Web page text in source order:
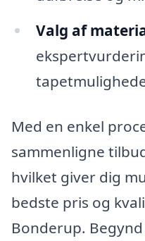
Valg af
Med en enkel
sammenligne
hvilket giver dig
bedste pris og
Bonderup.